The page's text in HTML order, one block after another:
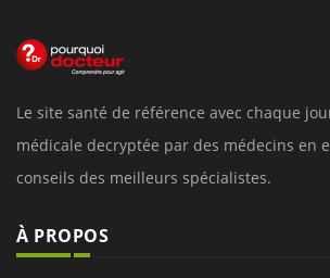
Le site santé de référence avec chaque
médicale decryptée par des médecins en
conseils des meilleurs spécialistes.
À PROPOS